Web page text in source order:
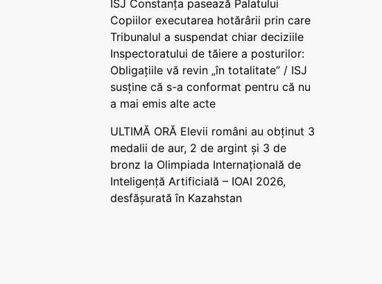
ISJ Constanța pasează Palatului
Copiilor executarea hotărârii prin care
Tribunalul a suspendat chiar deciziile
Inspectoratului de tăiere a posturilor:
Obligațiile vă revin „în totalitate” / ISJ
susține că s-a conformat pentru că nu
a mai emis alte acte
ULTIMĂ ORĂ Elevii români au obținut 3
medalii de aur, 2 de argint și 3 de
bronz la Olimpiada Internațională de
Inteligență Artificială – IOAI 2026,
desfășurată în Kazahstan